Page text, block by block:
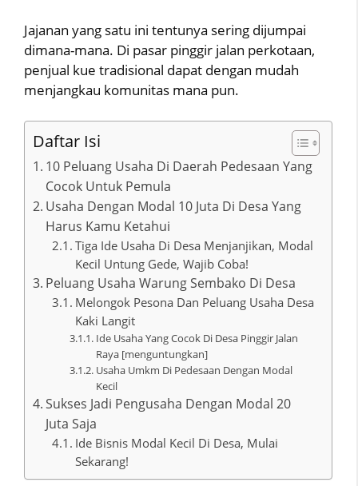
Jajanan yang satu ini tentunya sering dijumpai
dimana-mana. Di pasar pinggir jalan perkotaan,
penjual kue tradisional dapat dengan mudah
menjangkau komunitas mana pun.
Daftar Isi
10 Peluang Usaha Di Daerah Pedesaan Yang
Cocok Untuk Pemula
Usaha Dengan Modal 10 Juta Di Desa Yang
Harus Kamu Ketahui
Tiga Ide Usaha Di Desa Menjanjikan, Modal
Kecil Untung Gede, Wajib Coba!
Peluang Usaha Warung Sembako Di Desa
Melongok Pesona Dan Peluang Usaha Desa
Kaki Langit
Ide Usaha Yang Cocok Di Desa Pinggir Jalan
Raya [menguntungkan]
Usaha Umkm Di Pedesaan Dengan Modal
Kecil
Sukses Jadi Pengusaha Dengan Modal 20
Juta Saja
Ide Bisnis Modal Kecil Di Desa, Mulai
Sekarang!